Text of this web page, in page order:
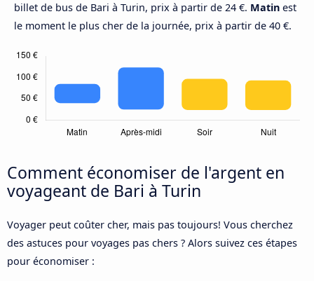
billet de bus de Bari à Turin, prix à partir de 24 €. Matin est
le moment le plus cher de la journée, prix à partir de 40 €.
Comment économiser de l'argent en
voyageant de Bari à Turin
Voyager peut coûter cher, mais pas toujours! Vous cherchez
des astuces pour voyages pas chers ? Alors suivez ces étapes
pour économiser :